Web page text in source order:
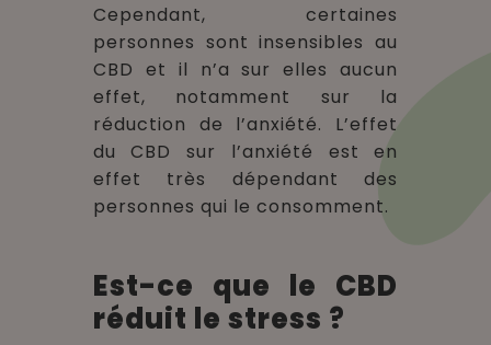
Cependant, certaines
personnes sont insensibles au
CBD et il n’a sur elles aucun
effet, notamment sur la
réduction de l’anxiété. L’effet
du CBD sur l’anxiété est en
effet très dépendant des
personnes qui le consomment.
Est-ce que le CBD
réduit le stress ?